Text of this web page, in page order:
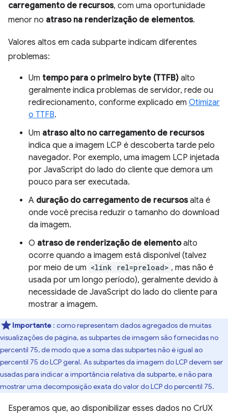
carregamento de recursos, com uma oportunidade
menor no atraso na renderização de elementos.
Valores altos em cada subparte indicam diferentes
problemas:
Um tempo para o primeiro byte (TTFB) alto
geralmente indica problemas de servidor, rede ou
redirecionamento, conforme explicado em Otimizar
o TTFB.
Um atraso alto no carregamento de recursos
indica que a imagem LCP é descoberta tarde pelo
navegador. Por exemplo, uma imagem LCP injetada
por JavaScript do lado do cliente que demora um
pouco para ser executada.
A duração do carregamento de recursosalta é
onde você precisa reduzir o tamanho do download
da imagem.
O atraso de renderização de elementoalto
ocorre quando a imagem está disponível (talvez
por meio de um <link rel=preload> , mas não é
usada por um longo período), geralmente devido à
necessidade de JavaScript do lado do cliente para
mostrar a imagem.
Importante : como representam dados agregados de muitas
visualizações de página, as subpartes de imagem são fornecidas no
percentil 75, de modo que a soma das subpartes não é igual ao
percentil 75 do LCP geral. As subpartes da imagem do LCP devem ser
usadas para indicar a importância relativa da subparte, e não para
mostrar uma decomposição exata do valor do LCP do percentil 75.
Esperamos que, ao disponibilizar esses dados no CrUX